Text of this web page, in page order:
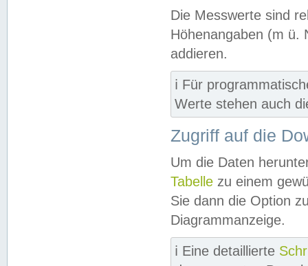
Die Messwerte sind
Höhenangaben (m ü.
addieren.
ℹ️ Für
Werte stehen auch
Zugriff auf die
Um die Daten
Tabelle zu einem
Sie dann die Option
Diagrammanzeige.
ℹ️ Eine detaillierte